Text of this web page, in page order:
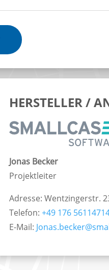
HERSTELLER /
Jonas Becker
Projektleiter
Adresse: Wentzingerstr.
Telefon:+49 176
E-Mail: